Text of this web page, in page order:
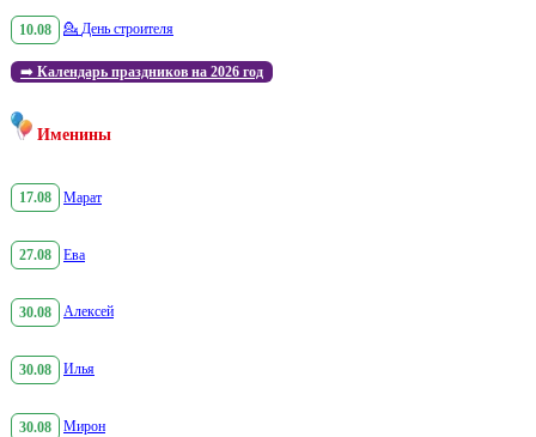
10.08 💁 День строителя
➡️ Календарь праздников на 2026 год
Именины
17.08 Марат
27.08 Ева
30.08 Алексей
30.08 Илья
30.08 Мирон